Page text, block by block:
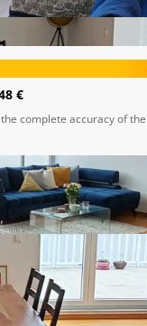
€
complete accuracy of
na Sljeme.
s wc-om,